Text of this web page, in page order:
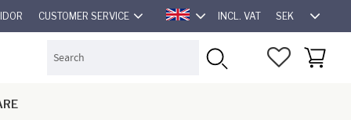
CUSTOMER SERVICE
ENGLISH
INCL. VAT SEK
FAVORITES
BASKET